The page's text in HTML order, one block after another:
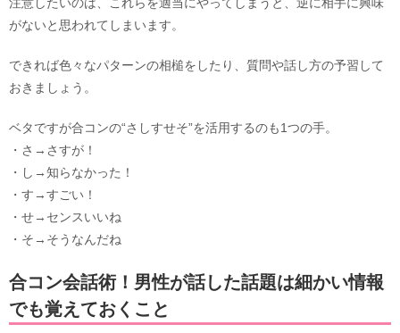
がないと思われてしまいます。
できれば色々なパターンの相槌をしたり、質問や話し方の予習して
おきましょう。
ベタですが合コンの“さしすせそ”を活用するのも1つの手。
・さ→さすが！
・し→知らなかった！
・す→すごい！
・せ→センスいいね
・そ→そうなんだね
合コン会話術！男性が話した話題は細かい情報
でも覚えておくこと